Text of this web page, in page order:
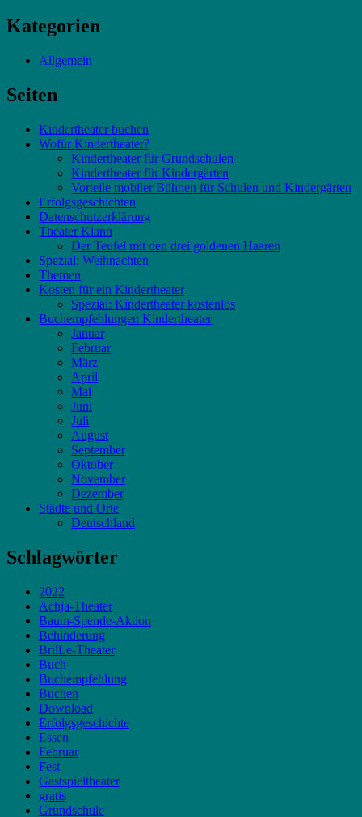
Kategorien
Allgemein
Seiten
Kindertheater buchen
Wofür Kindertheater?
Kindertheater für Grundschulen
Kindertheater für Kindergärten
Vorteile mobiler Bühnen für Schulen und Kindergärten
Erfolgsgeschichten
Datenschutzerklärung
Theater Klann
Der Teufel mit den drei goldenen Haaren
Spezial: Weihnachten
Themen
Kosten für ein Kindertheater
Spezial: Kindertheater kostenlos
Buchempfehlungen Kindertheater
Januar
Februar
März
April
Mai
Juni
Juli
August
September
Oktober
November
Dezember
Städte und Orte
Deutschland
Schlagwörter
2022
Achja-Theater
Baum-Spende-Aktion
Behinderung
BrilLe-Theater
Buch
Buchempfehlung
Buchen
Download
Erfolgsgeschichte
Essen
Februar
Fest
Gastspieltheater
gratis
Grundschule